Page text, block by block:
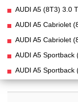
AUDI A5 (8T3) 3.0
AUDI A5 Cabriolet
AUDI A5 Cabriolet
AUDI A5 Sportback
AUDI A5 Sportback